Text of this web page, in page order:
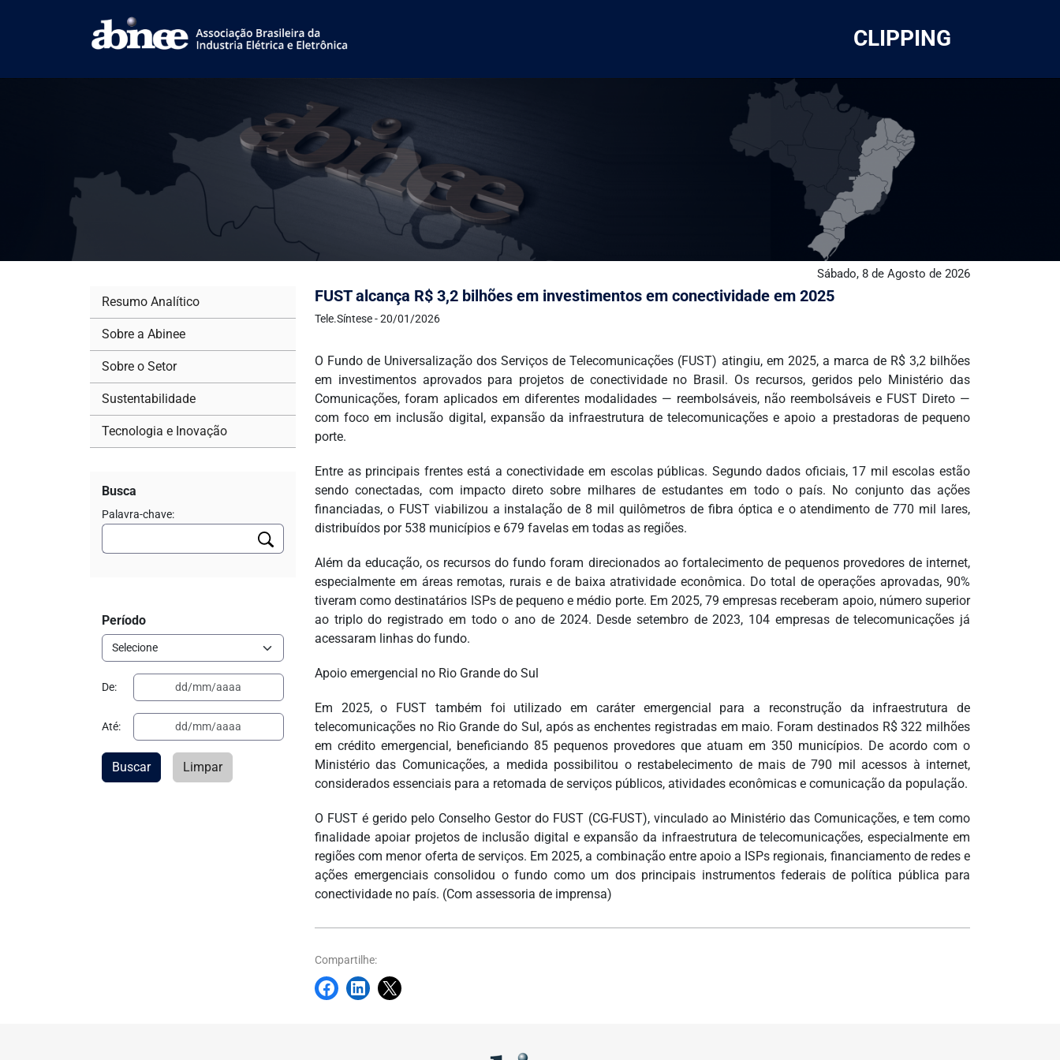
CLIPPING
Sábado, 8 de Agosto de 2026
FUST alcança R$ 3,2 bilhões em investimentos em conectividade em 2025
Tele.Síntese - 20/01/2026
O Fundo de Universalização dos Serviços de Telecomunicações (FUST) atingiu, em 2025, a marca de R$ 3,2 bilhões
em investimentos aprovados para projetos de conectividade no Brasil. Os recursos, geridos pelo Ministério das
Comunicações, foram aplicados em diferentes modalidades — reembolsáveis, não reembolsáveis e FUST Direto —
com foco em inclusão digital, expansão da infraestrutura de telecomunicações e apoio a prestadoras de pequeno
porte.
Entre as principais frentes está a conectividade em escolas públicas. Segundo dados oficiais, 17 mil escolas estão
sendo conectadas, com impacto direto sobre milhares de estudantes em todo o país. No conjunto das ações
financiadas, o FUST viabilizou a instalação de 8 mil quilômetros de fibra óptica e o atendimento de 770 mil lares,
distribuídos por 538 municípios e 679 favelas em todas as regiões.
Além da educação, os recursos do fundo foram direcionados ao fortalecimento de pequenos provedores de internet,
especialmente em áreas remotas, rurais e de baixa atratividade econômica. Do total de operações aprovadas, 90%
tiveram como destinatários ISPs de pequeno e médio porte. Em 2025, 79 empresas receberam apoio, número superior
ao triplo do registrado em todo o ano de 2024. Desde setembro de 2023, 104 empresas de telecomunicações já
acessaram linhas do fundo.
Apoio emergencial no Rio Grande do Sul
Em 2025, o FUST também foi utilizado em caráter emergencial para a reconstrução da infraestrutura de
telecomunicações no Rio Grande do Sul, após as enchentes registradas em maio. Foram destinados R$ 322 milhões
em crédito emergencial, beneficiando 85 pequenos provedores que atuam em 350 municípios. De acordo com o
Ministério das Comunicações, a medida possibilitou o restabelecimento de mais de 790 mil acessos à internet,
considerados essenciais para a retomada de serviços públicos, atividades econômicas e comunicação da população.
O FUST é gerido pelo Conselho Gestor do FUST (CG-FUST), vinculado ao Ministério das Comunicações, e tem como
finalidade apoiar projetos de inclusão digital e expansão da infraestrutura de telecomunicações, especialmente em
regiões com menor oferta de serviços. Em 2025, a combinação entre apoio a ISPs regionais, financiamento de redes e
ações emergenciais consolidou o fundo como um dos principais instrumentos federais de política pública para
conectividade no país. (Com assessoria de imprensa)
Compartilhe:
Resumo Analítico
Sobre a Abinee
Sobre o Setor
Sustentabilidade
Tecnologia e Inovação
Busca
Palavra-chave:
Período
De:
Até:
Buscar Limpar